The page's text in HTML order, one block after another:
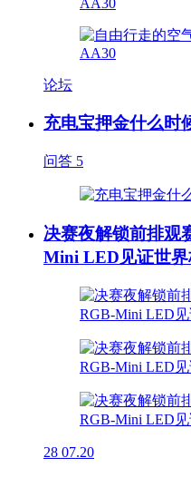
论坛
充电宝押金什么时
问答 5
决赛夜解锁前排观
Mini LED见证世界
28 07.20